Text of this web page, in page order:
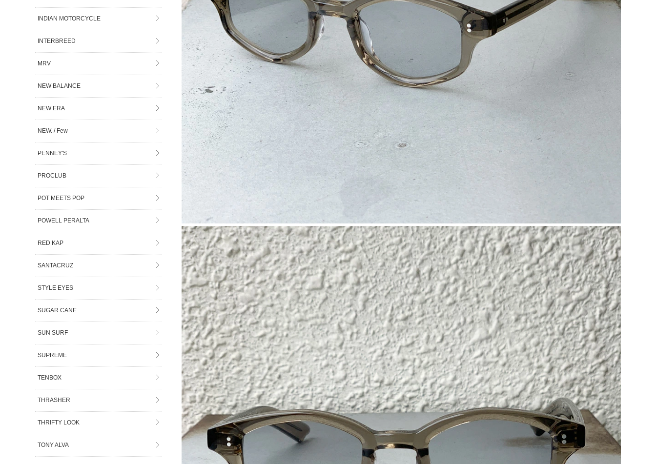
INDIAN MOTORCYCLE
INTERBREED
MRV
NEW BALANCE
NEW ERA
NEW. / Few
PENNEY'S
PROCLUB
POT MEETS POP
POWELL PERALTA
RED KAP
SANTACRUZ
STYLE EYES
SUGAR CANE
SUN SURF
SUPREME
TENBOX
THRASHER
THRIFTY LOOK
TONY ALVA